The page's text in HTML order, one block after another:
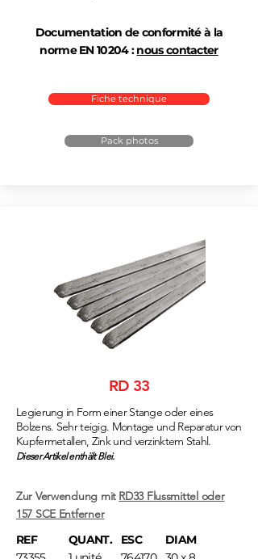
Documentation de conformité à la
norme EN 10204 :nous contacter
Fiche technique
Pack photos
RD 33
Legierung in Form einer Stange oder eines
Bolzens. Sehr teigig. Montage und Reparatur von
Kupfermetallen, Zink und verzinktem Stahl.
Dieser Artikel enthält Blei.
Zur Verwendung mit RD33 Flussmittel oder
157 SCE Entferner
REF
QUANT.
ESC
DIAM